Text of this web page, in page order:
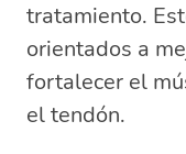
tratamiento.
orientados a
fortalecer el
el tendón.